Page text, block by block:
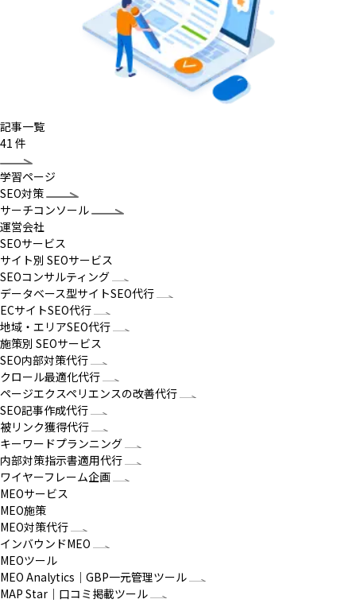
記事一覧
41 件
学習ページ
SEO対策
サーチコンソール
運営会社
SEOサービス
サイト別 SEOサービス
SEOコンサルティング
データベース型サイトSEO代行
ECサイトSEO代行
地域・エリアSEO代行
施策別 SEOサービス
SEO内部対策代行
クロール最適化代行
ページエクスペリエンスの改善代行
SEO記事作成代行
被リンク獲得代行
キーワードプランニング
内部対策指示書適用代行
ワイヤーフレーム企画
MEOサービス
MEO施策
MEO対策代行
インバウンドMEO
MEOツール
MEO Analytics｜GBP一元管理ツール
MAP Star｜口コミ掲載ツール